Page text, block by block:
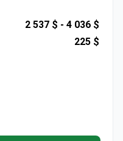
за 15 000–20
в
мастэктомию с
2 537 $ - 4 036 $
225 $